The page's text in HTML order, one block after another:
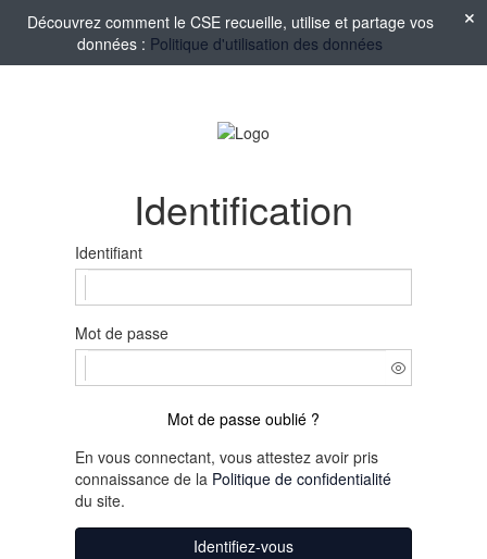
Découvrez comment le CSE recueille, utilise et partage vos
données : Politique d'utilisation des données
Identification
Identifiant
Mot de passe
Mot de passe oublié ?
En vous connectant, vous attestez avoir pris
connaissance de la Politique de confidentialité
du site.
Identifiez-vous